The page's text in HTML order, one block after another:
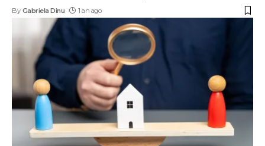
By Gabriela Dinu 1 an ago